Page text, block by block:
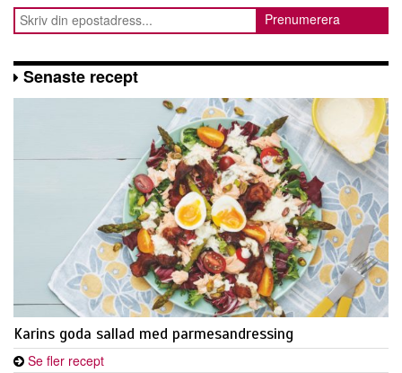
Senaste recept
Karins goda sallad med parmesandressing
Se fler recept